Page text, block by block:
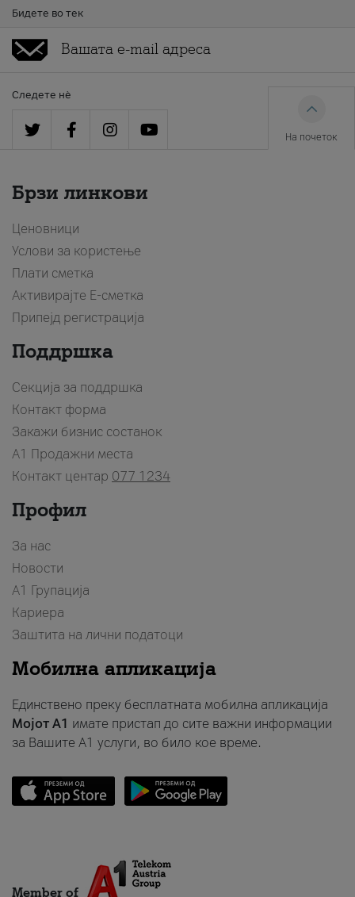
Бидете во тек
Следете нè
На почеток
Брзи линкови
Ценовници
Услови за користење
Плати сметка
Активирајте Е-сметка
Припејд регистрација
Поддршка
Секција за поддршка
Контакт форма
Закажи бизнис состанок
A1 Продажни места
Контакт центар 077 1234
Профил
За нас
Новости
А1 Групација
Кариера
Заштита на лични податоци
Мобилна апликација
Единствено преку бесплатната мобилна апликација
Мојот A1 имате пристап до сите важни информации
за Вашите A1 услуги, во било кое време.
Member of